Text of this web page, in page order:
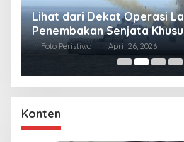
Lihat dari Dekat Operasi
Penembakan Senjata
In Foto Peristiwa April 26, 2026
Konten